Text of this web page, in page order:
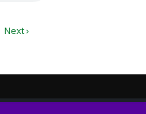
Next ›